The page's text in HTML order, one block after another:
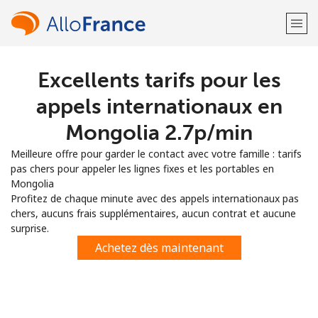
Bienvenue!
Vous avez déjà un compte?
S'enregistrer avec
ou
Excellents tarifs pour les
appels internationaux en
Mongolia ⁦2.7p⁩/min
Meilleure offre pour garder le contact avec votre famille : tarifs
pas chers pour appeler les lignes fixes et les portables en
Mongolia
Profitez de chaque minute avec des appels internationaux pas
chers, aucuns frais supplémentaires, aucun contrat et aucune
surprise.
Achetez dès maintenant